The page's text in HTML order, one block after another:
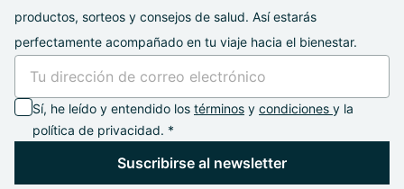
productos, sorteos y consejos de salud. Así estarás
perfectamente acompañado en tu viaje hacia el bienestar.
Sí, he leído y entendido los términos y condiciones y la
política de privacidad. *
Suscribirse al newsletter